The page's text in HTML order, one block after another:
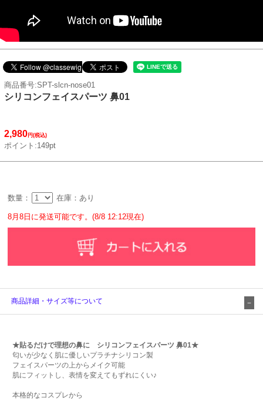
商品番号:SPT-slcn-nose01
シリコンフェイスパーツ 鼻01
2,980円(税込)
ポイント:149pt
数量： 在庫：あり
8月8日に発送可能です。(8/8 12:12現在)
商品詳細・サイズ等について
★貼るだけで理想の鼻に シリコンフェイスパーツ 鼻01★
匂いが少なく肌に優しいプラチナシリコン製
フェイスパーツの上からメイク可能
肌にフィットし、表情を変えてもずれにくい♪
本格的なコスプレから